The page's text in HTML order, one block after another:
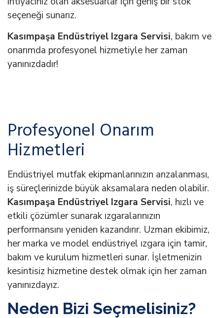
seçeneği sunarız.
Kasımpaşa Endüstriyel Izgara Servisi, bakım ve
onarımda profesyonel hizmetiyle her zaman
yanınızdadır!
Profesyonel Onarım
Hizmetleri
Endüstriyel mutfak ekipmanlarınızın arızalanması,
iş süreçlerinizde büyük aksamalara neden olabilir.
Kasımpaşa Endüstriyel Izgara Servisi, hızlı ve
etkili çözümler sunarak ızgaralarınızın
performansını yeniden kazandırır. Uzman ekibimiz,
her marka ve model endüstriyel ızgara için tamir,
bakım ve kurulum hizmetleri sunar. İşletmenizin
kesintisiz hizmetine destek olmak için her zaman
yanınızdayız.
Neden Bizi Seçmelisiniz?